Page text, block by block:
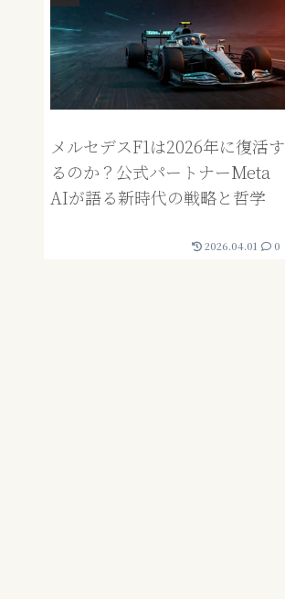
メルセデスF1は2026年に復活す
るのか？公式パートナーMeta
AIが語る新時代の戦略と哲学
2026.04.01 0